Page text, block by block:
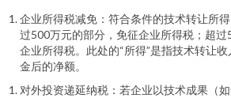
企业所得税减免：符合条件的技术转让所
过500万元的部分，免征企业所得税；超
企业所得税。此处的“所得”是指技术转让
金后的净额。
对外投资递延纳税：若企业以技术成果（